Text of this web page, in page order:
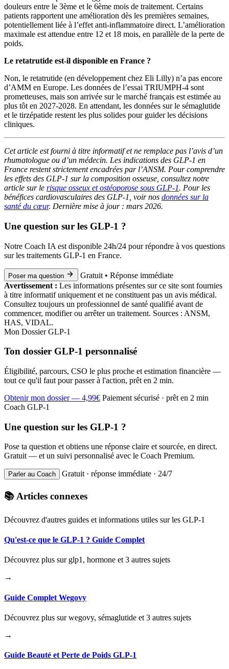
douleurs entre le 3ème et le 6ème mois de traitement. Certains
patients rapportent une amélioration dès les premières semaines,
potentiellement liée à l’effet anti-inflammatoire direct. L’amélioration
maximale est attendue entre 12 et 18 mois, en parallèle de la perte de
poids.
Le retatrutide est-il disponible en France ?
Non, le retatrutide (en développement chez Eli Lilly) n’a pas encore
d’AMM en Europe. Les données de l’essai TRIUMPH-4 sont
prometteuses, mais son arrivée sur le marché français est estimée au
plus tôt en 2027-2028. En attendant, les données sur le sémaglutide
et le tirzépatide restent les plus solides pour guider les décisions
cliniques.
Cet article est fourni à titre informatif et ne remplace pas l’avis d’un
rhumatologue ou d’un médecin. Les indications des GLP-1 en
France restent strictement encadrées par l’ANSM. Pour comprendre
les effets des GLP-1 sur la composition osseuse, consultez notre
article sur le risque osseux et ostéoporose sous GLP-1. Pour les
bénéfices cardiovasculaires des GLP-1, voir nos données sur la
santé du cœur. Dernière mise à jour : mars 2026.
Une question sur les GLP-1 ?
Notre Coach IA est disponible 24h/24 pour répondre à vos questions
sur les traitements GLP-1 en France.
Poser ma question
Gratuit • Réponse immédiate
Avertissement : Les informations présentes sur ce site sont fournies
à titre informatif uniquement et ne constituent pas un avis médical.
Consultez toujours un professionnel de santé qualifié avant de
commencer, modifier ou arrêter un traitement. Sources : ANSM,
HAS, VIDAL.
Mon Dossier GLP-1
Ton dossier GLP-1 personnalisé
Éligibilité, parcours, CSO le plus proche et estimation financière —
tout ce qu'il faut pour passer à l'action, prêt en 2 min.
Obtenir mon dossier — 4,99€ Paiement sécurisé · prêt en 2 min
Coach GLP-1
Une question sur les GLP-1 ?
Pose ta question et obtiens une réponse claire et sourcée, en direct.
Gratuit — et un suivi personnalisé avec le Coach Premium.
Parler au Coach Gratuit · réponse immédiate · 24/7
📚 Articles connexes
Découvrez d'autres guides et informations utiles sur les GLP-1
Qu'est-ce que le GLP-1 ? Guide Complet
Découvrez plus sur glp1, hormone et 3 autres sujets
→
Guide Complet Wegovy
Découvrez plus sur wegovy, sémaglutide et 3 autres sujets
→
Guide Beauté et Perte de Poids GLP-1